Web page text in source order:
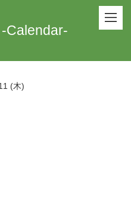
Calendar-
(木)